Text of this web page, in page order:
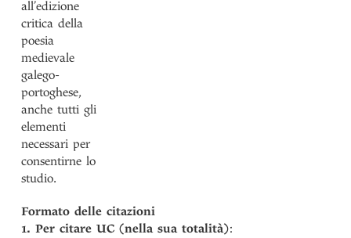
all’edizione
critica della
poesia
medievale
galego-
portoghese,
anche tutti gli
elementi
necessari per
consentirne lo
studio.
Formato delle citazioni
1. Per citare UC (nella sua totalità):